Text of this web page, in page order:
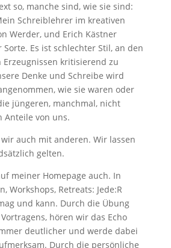
so, manche sind, wie sie sind:
Schreiblehrer im kreativen
Werder, und Erich Kästner
Es ist schlechter Stil, an den
kritisierend zu
Denke und Schreibe wird
wie sie waren oder
jüngeren, manchmal, nicht
Anteile von uns.
auch mit anderen. Wir lassen
gelten.
meiner Homepage auch. In
Workshops, Retreats: Jede:R
und kann. Durch die Übung
hören wir das Echo
deutlicher und werde dabei
Durch die persönliche